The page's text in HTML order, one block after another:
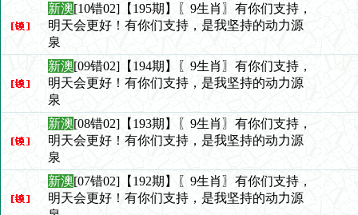
新澳[10错02]【195期】〖9生肖〗有你们支持，
明天会更好！有你们支持，是我坚持的动力源
泉
新澳[09错02]【194期】〖9生肖〗有你们支持，
明天会更好！有你们支持，是我坚持的动力源
泉
新澳[08错02]【193期】〖9生肖〗有你们支持，
明天会更好！有你们支持，是我坚持的动力源
泉
新澳[07错02]【192期】〖9生肖〗有你们支持，
明天会更好！有你们支持，是我坚持的动力源